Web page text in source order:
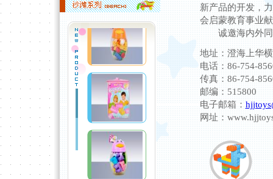
新产品的开发，
会启蒙教育事业
诚邀海内外同
地址：澄海上华
电话：86-754-
传真：86-754-
邮编：515800
电子邮箱：
网址：